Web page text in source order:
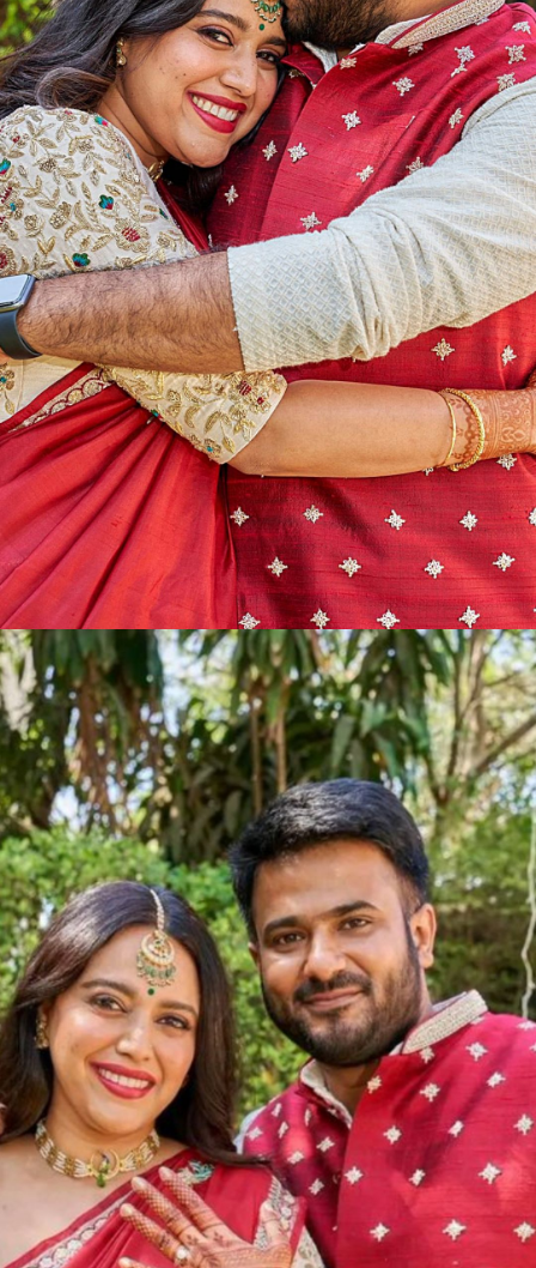
Web Story